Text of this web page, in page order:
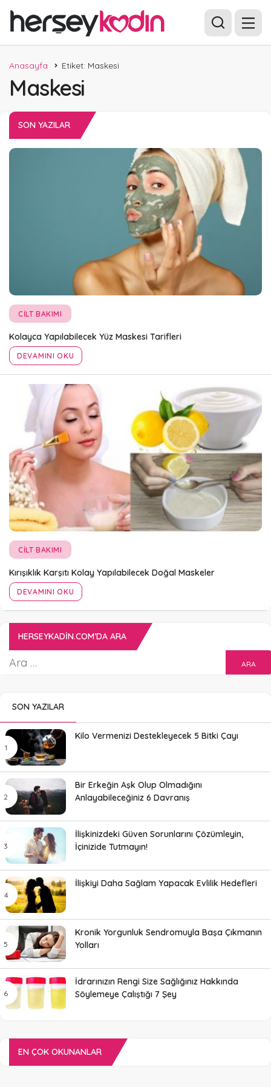
Anasayfa Etiket: Maskesi
Maskesi
SON YAZILAR
CILT BAKIMI
Kolayca Yapılabilecek Yüz Maskesi Tarifleri
DEVAMINI OKU
CILT BAKIMI
Kırışıklık Karşıtı Kolay Yapılabilecek Doğal Maskeler
DEVAMINI OKU
HERSEYKADIN.COM’DA ARA
SON YAZILAR
Kilo Vermenizi Destekleyecek 5 Bitki Çayı
Bir Erkeğin Aşk Olup Olmadığını
Anlayabileceğiniz 6 Davranış
İlişkinizdeki Güven Sorunlarını Çözümleyin,
İçinizide Tutmayın!
İlişkiyi Daha Sağlam Yapacak Evlilik Hedefleri
Kronik Yorgunluk Sendromuyla Başa Çıkmanın
Yolları
İdrarınızın Rengi Size Sağlığınız Hakkında
Söylemeye Çalıştığı 7 Şey
EN ÇOK OKUNANLAR